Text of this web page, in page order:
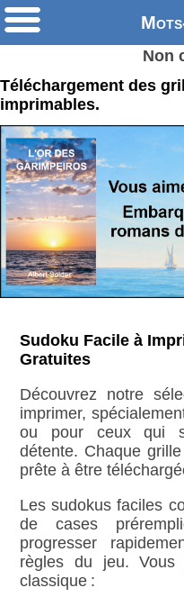
Non
Téléchargement des
imprimables.
Sudoku Facile à
Gratuites
Découvrez notre
imprimer,
ou pour ceux qui
détente. Chaque
prête à être
Les sudokus faciles
de cases
progresser
règles du jeu. Vous
classique :